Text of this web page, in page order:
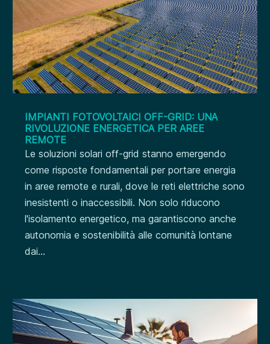
IMPIANTI FOTOVOLTAICI OFF-GRID: UNA
RIVOLUZIONE ENERGETICA PER AREE
REMOTE
Le soluzioni solari off-grid stanno emergendo
come risposte fondamentali per portare energia
in aree remote e rurali, dove le reti elettriche sono
inesistenti o inaccessibili. Non solo riducono
l'isolamento energetico, ma garantiscono anche
autonomia e sostenibilità alle comunità lontane
dai...